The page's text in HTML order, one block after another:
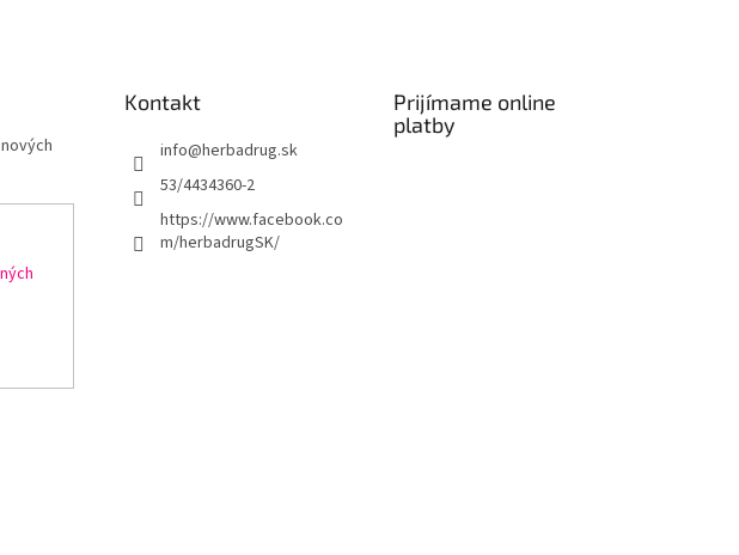
Kontakt
info@herbadrug.sk
53/4434360-2
https://www.facebook.co
m/herbadrugSK/
Prijímame online
platby